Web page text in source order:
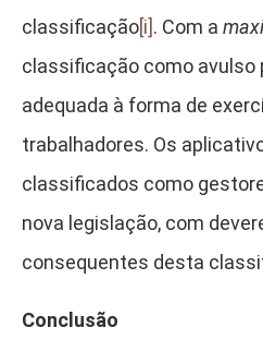
classificação[i]. Com a
classificação como avulso
adequada à forma de
trabalhadores. Os
classificados como
nova legislação, com
consequentes desta
Conclusão